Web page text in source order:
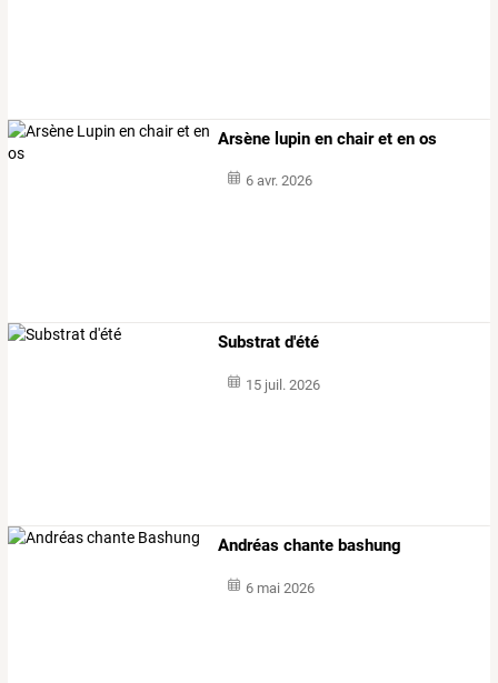
Arsène lupin en chair et en os
6 avr. 2026
Substrat d'été
15 juil. 2026
Andréas chante bashung
6 mai 2026